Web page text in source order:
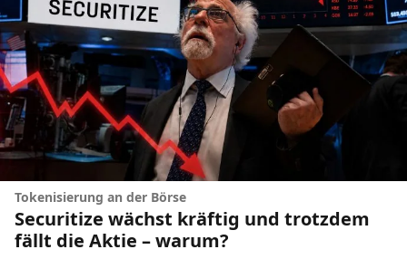
Tokenisierung an der Börse
Securitize wächst kräftig und trotzdem
fällt die Aktie – warum?